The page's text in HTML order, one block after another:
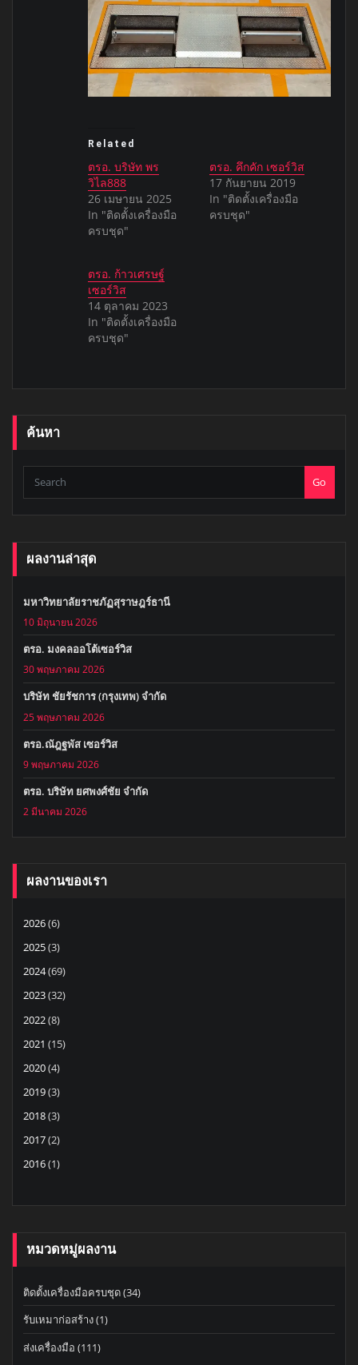
Related
ตรอ. บริษัท พร
วิไล888
26 เมษายน 2025
In "ติดตั้งเครื่องมือ
ครบชุด"
ตรอ. คึกคัก เซอร์วิส
17 กันยายน 2019
In "ติดตั้งเครื่องมือ
ครบชุด"
ตรอ. ก้าวเศรษฐ์
เซอร์วิส
14 ตุลาคม 2023
In "ติดตั้งเครื่องมือ
ครบชุด"
ค้นหา
Go
ผลงานล่าสุด
มหาวิทยาลัยราชภัฏสุราษฎร์ธานี
10 มิถุนายน 2026
ตรอ. มงคลออโต้เซอร์วิส
30 พฤษภาคม 2026
บริษัท ชัยรัชการ (กรุงเทพ) จำกัด
25 พฤษภาคม 2026
ตรอ.ณัฎฐพัส เซอร์วิส
9 พฤษภาคม 2026
ตรอ. บริษัท ยศพงศ์ชัย จำกัด
2 มีนาคม 2026
ผลงานของเรา
2026(6)
2025(3)
2024(69)
2023(32)
2022(8)
2021 (15)
2020(4)
2019(3)
2018(3)
2017(2)
2016(1)
หมวดหมู่ผลงาน
ติดตั้งเครื่องมือครบชุด(34)
รับเหมาก่อสร้าง(1)
ส่งเครื่องมือ (111)